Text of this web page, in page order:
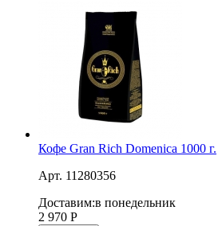
Кофе Gran Rich Domenica 1000 г.
Арт. 11280356
Доставим:в понедельник
2 970 Р